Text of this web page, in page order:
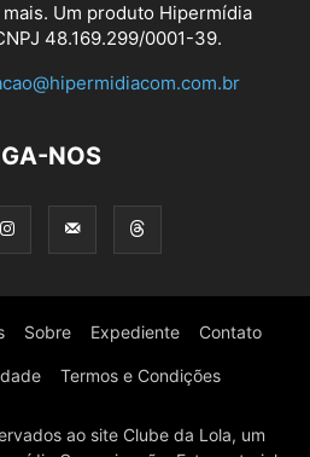
Um produto Hipermídia
48.169.299/0001-39.
NOS
Sobre Expediente Contato
Termos e Condições
ao site Clube da Lola, um